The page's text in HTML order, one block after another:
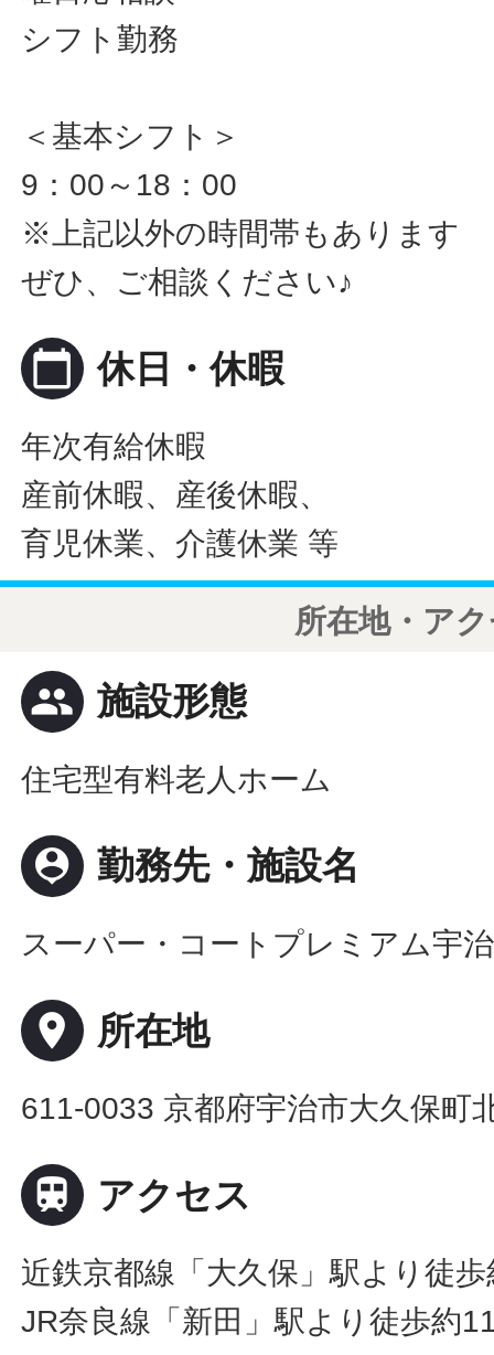
シフト勤務
＜基本シフト＞
9：00～18：00
※上記以外の時間帯もあります
ぜひ、ご相談ください♪
calendar_today 休日・休暇
年次有給休暇
産前休暇、産後休暇、
育児休業、介護休業 等
所在地・ア
people 施設形態
住宅型有料老人ホーム
person_pin 勤務先・施設名
スーパー・コートプレミアム宇治
place 所在地
611-0033 京都府宇治市大久保町
 アクセス
近鉄京都線「大久保」駅より徒
JR奈良線「新田」駅より徒歩約